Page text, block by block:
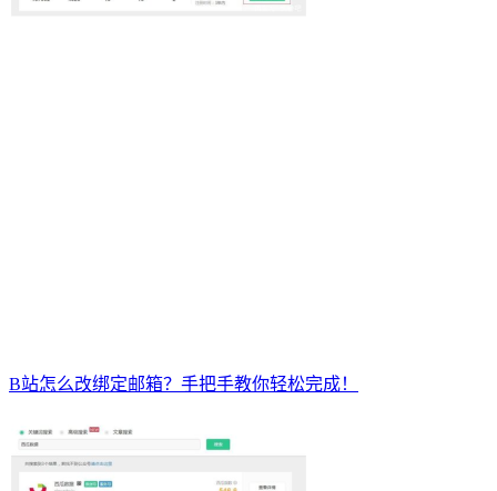
B站怎么改绑定邮箱？手把手教你轻松完成！